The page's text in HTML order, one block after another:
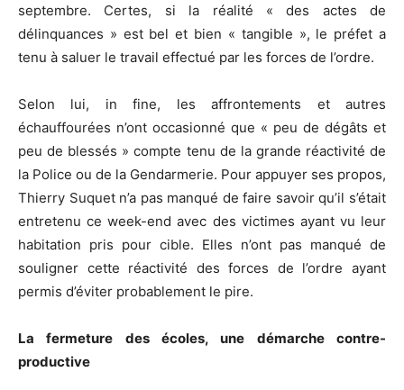
septembre. Certes, si la réalité « des actes de
délinquances » est bel et bien « tangible », le préfet a
tenu à saluer le travail effectué par les forces de l’ordre.
Selon lui, in fine, les affrontements et autres
échauffourées n’ont occasionné que « peu de dégâts et
peu de blessés » compte tenu de la grande réactivité de
la Police ou de la Gendarmerie. Pour appuyer ses propos,
Thierry Suquet n’a pas manqué de faire savoir qu’il s’était
entretenu ce week-end avec des victimes ayant vu leur
habitation pris pour cible. Elles n’ont pas manqué de
souligner cette réactivité des forces de l’ordre ayant
permis d’éviter probablement le pire.
La fermeture des écoles, une démarche contre-
productive